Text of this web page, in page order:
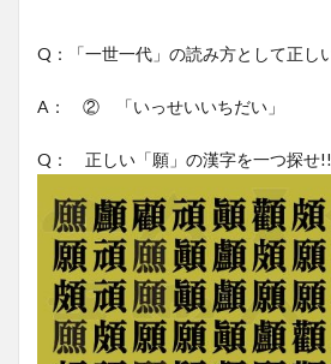
Q：「一世一代」の読み方として正し
A： ② 「いっせいいちだい」
Q： 正しい「願」の漢字を一つ探せ!!